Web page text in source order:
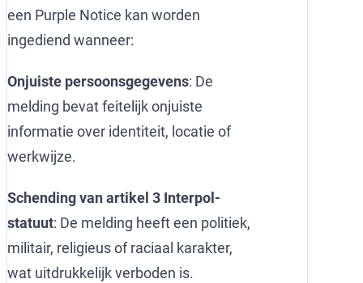
een Purple Notice kan worden
ingediend wanneer:
Onjuiste persoonsgegevens: De
melding bevat feitelijk onjuiste
informatie over identiteit, locatie of
werkwijze.
Schending van artikel 3 Interpol-
statuut: De melding heeft een politiek,
militair, religieus of raciaal karakter,
wat uitdrukkelijk verboden is.